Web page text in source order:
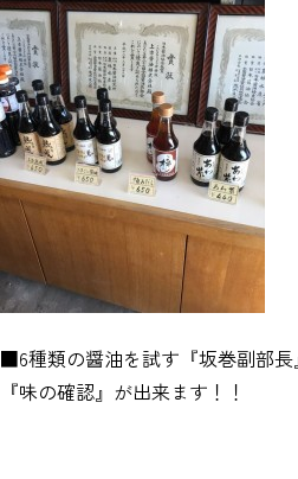
■6種類の醤油を試す『坂巻副部
『味の確認』が出来ます！！